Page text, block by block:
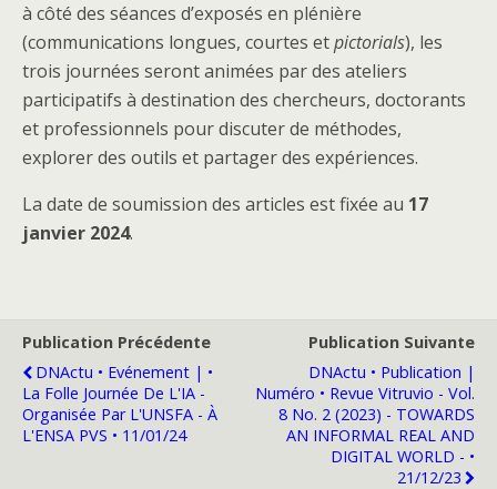
à côté des séances d’exposés en plénière
(communications longues, courtes etpictorials), les
trois journées seront animées par des ateliers
participatifs à destination des chercheurs, doctorants
et professionnels pour discuter de méthodes,
explorer des outils et partager des expériences.
La date de soumission des articles est fixée au 17
janvier 2024.
Publication Précédente
DNActu • Evénement | •
La Folle Journée De L'IA -
Organisée Par L'UNSFA - À
L'ENSA PVS • 11/01/24
Publication Suivante
DNActu • Publication |
Numéro • Revue Vitruvio - Vol.
8 No. 2 (2023) - TOWARDS
AN INFORMAL REAL AND
DIGITAL WORLD - •
21/12/23